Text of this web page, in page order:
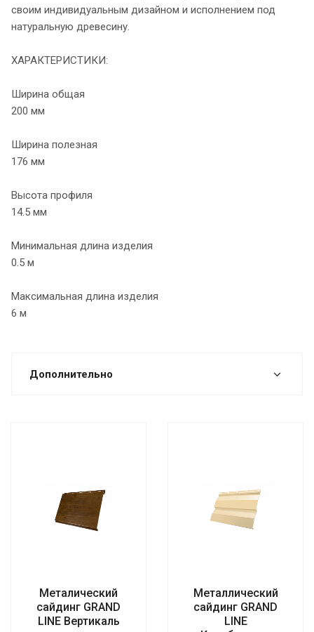
своим индивидуальным дизайном и исполнением под
натуральную древесину.
ХАРАКТЕРИСТИКИ:
Ширина общая
200 мм
Ширина полезная
176 мм
Высота профиля
14.5 мм
Минимальная длина изделия
0.5 м
Максимальная длина изделия
6 м
Дополнительно
Металический
сайдинг GRAND
LINE Вертикаль
Металлический
сайдинг GRAND
LINE